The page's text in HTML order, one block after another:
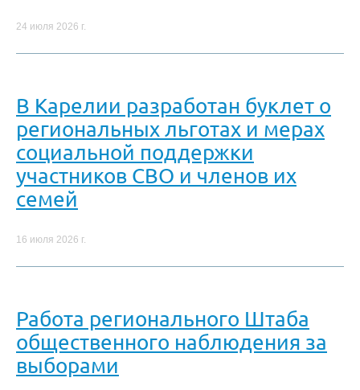
24 июля 2026 г.
В Карелии разработан буклет о
региональных льготах и мерах
социальной поддержки
участников СВО и членов их
семей
16 июля 2026 г.
Работа регионального Штаба
общественного наблюдения за
выборами